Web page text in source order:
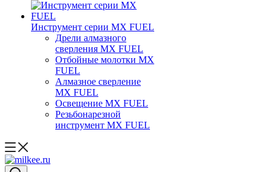
Инструмент серии MX FUEL
Дрели алмазного
сверления MX FUEL
Отбойные молотки MX
FUEL
Алмазное сверление
MX FUEL
Освещение MX FUEL
Резьбонарезной
инструмент MX FUEL